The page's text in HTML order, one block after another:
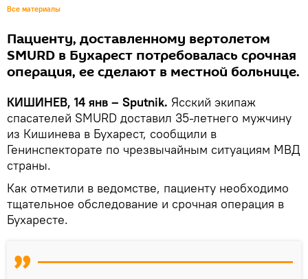
Все материалы
Пациенту, доставленному вертолетом
SMURD в Бухарест потребовалась срочная
операция, ее сделают в местной больнице.
КИШИНЕВ, 14 янв – Sputnik. Ясский экипаж
спасателей SMURD доставил 35-летнего мужчину
из Кишинева в Бухарест, сообщили в
Генинспекторате по чрезвычайным ситуациям МВД
страны.
Как отметили в ведомстве, пациенту необходимо
тщательное обследование и срочная операция в
Бухаресте.